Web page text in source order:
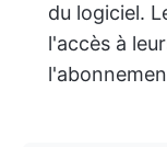
du logiciel.
l'accès à